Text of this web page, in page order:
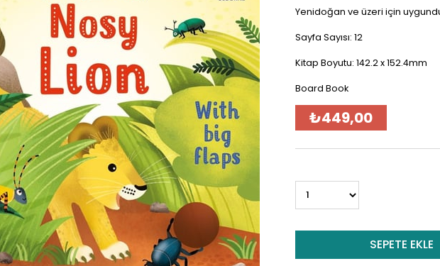
Yenidoğan ve üzeri için
Sayfa Sayısı: 12
Kitap Boyutu: 142.2 x 152.4mm
Board Book
₺449,00